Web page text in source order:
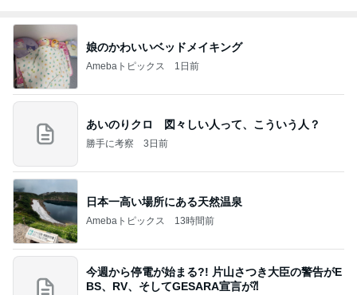
娘のかわいいベッドメイキング
Amebaトピックス 1日前
あいのりクロ 図々しい人って、こういう人？
勝手に考察 3日前
日本一高い場所にある天然温泉
Amebaトピックス 13時間前
今週から停電が始まる?! 片山さつき大臣の警告がE
BS、RV、そしてGESARA宣言が⁈